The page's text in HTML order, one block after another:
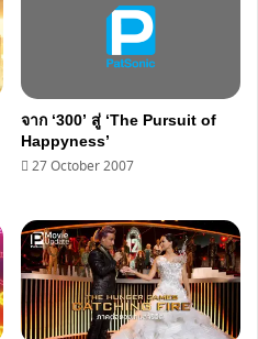
จาก ‘300’ สู่ ‘The Pursuit of
Happyness’
27 October 2007